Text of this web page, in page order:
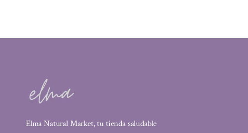
Elma Natural Market, tu tienda saludable